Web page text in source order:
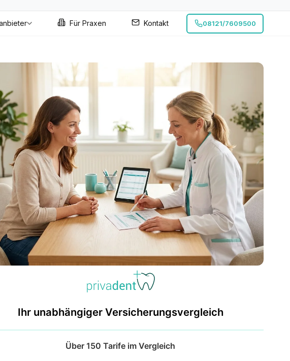
Für Praxen Kontakt 08121/7609500
Ihr unabhängiger Versicherungsvergleich
Über 150 Tarife im Vergleich